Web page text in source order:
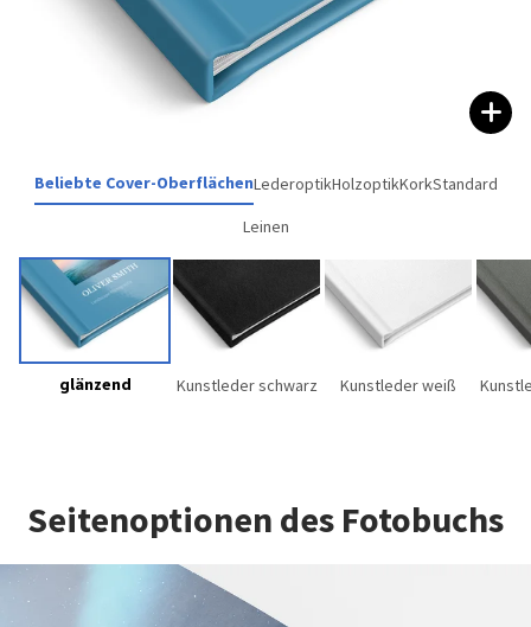
Beliebte Cover-OberflächenLederoptikHolzoptikKorkStandard
Leinen
glänzend Kunstleder schwarz Kunstleder weiß
Seitenoptionen des Fotobuchs